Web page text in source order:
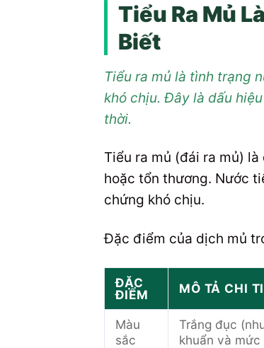
Tiểu Ra Mủ
Biết
Tiểu ra mủ là tình trạng
khó chịu. Đây là dấu
thời.
Tiểu ra mủ (đái ra mủ)
hoặc tổn thương. Nước
chứng khó chịu.
Đặc điểm của dịch mủ
ĐẶC
ĐIỂM
MÔ TẢ CHI
Màu
sắc
Trắng đục
khuẩn và